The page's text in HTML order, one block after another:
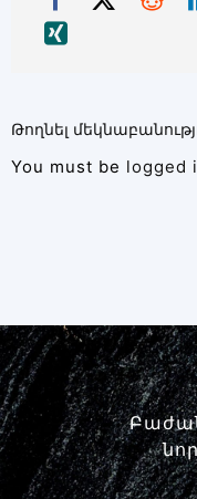
Թողնել
You must be logged